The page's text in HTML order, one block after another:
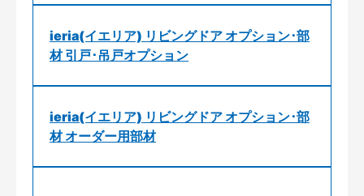
ieria(イエリア) リビングドア オプション･部
材 引戸･吊戸オプション
ieria(イエリア) リビングドア オプション･部
材 オーダー用部材